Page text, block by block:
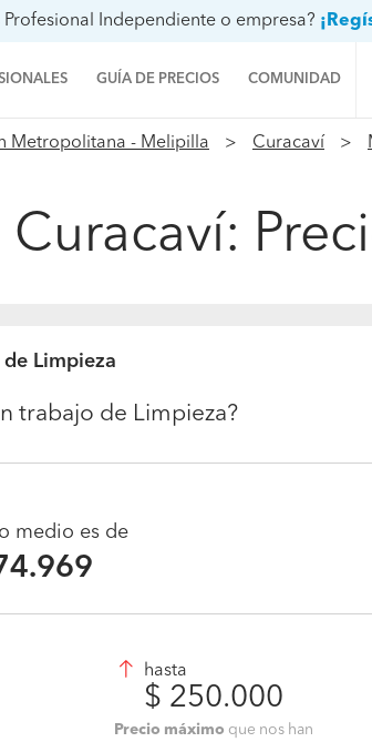
Profesional Independiente o empresa?
GUÍA DE PRECIOS COMUNIDAD
Metropolitana - Melipilla Curacaví
de Limpieza
trabajo de Limpieza?
medio es de
hasta
$ 250.000
Precio máximo que nos han